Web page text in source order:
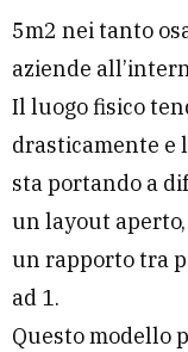
5m2 nei tanto
aziende
Il luogo fisico
drasticamente e
sta portando a
un layout
un rapporto tra
ad 1.
Questo modello